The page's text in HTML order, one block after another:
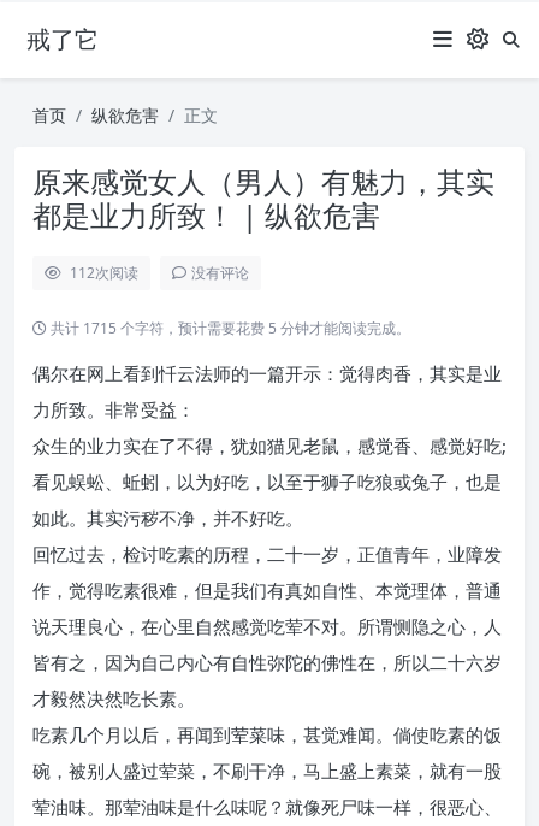
戒了它
首页 纵欲危害 正文
原来感觉女人（男人）有魅力，其实
都是业力所致！ | 纵欲危害
112次阅读 没有评论
共计 1715 个字符，预计需要花费 5 分钟才能阅读完成。
偶尔在网上看到忏云法师的一篇开示：觉得肉香，其实是业
力所致。非常受益：
众生的业力实在了不得，犹如猫见老鼠，感觉香、感觉好吃;
看见蜈蚣、蚯蚓，以为好吃，以至于狮子吃狼或兔子，也是
如此。其实污秽不净，并不好吃。
回忆过去，检讨吃素的历程，二十一岁，正值青年，业障发
作，觉得吃素很难，但是我们有真如自性、本觉理体，普通
说天理良心，在心里自然感觉吃荤不对。所谓恻隐之心，人
皆有之，因为自己内心有自性弥陀的佛性在，所以二十六岁
才毅然决然吃长素。
吃素几个月以后，再闻到荤菜味，甚觉难闻。倘使吃素的饭
碗，被别人盛过荤菜，不刷干净，马上盛上素菜，就有一股
荤油味。那荤油味是什么味呢？就像死尸味一样，很恶心、